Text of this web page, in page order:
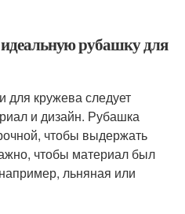
рубашку для
кружева следует
и дизайн. Рубашка
чтобы выдержать
чтобы материал был
льняная или